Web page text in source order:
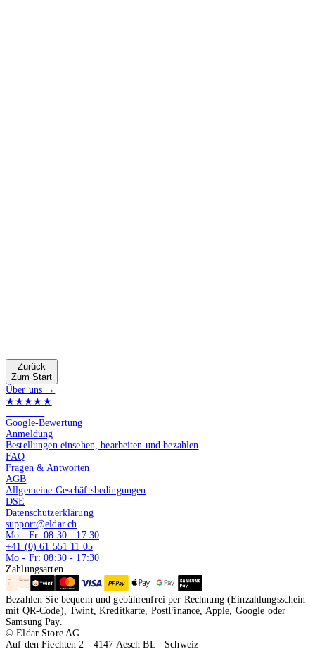
Zurück
Zum Start
Über uns →
★★★★★
Google-Bewertung
Anmeldung
Bestellungen einsehen, bearbeiten und bezahlen
FAQ
Fragen & Antworten
AGB
Allgemeine Geschäftsbedingungen
DSE
Datenschutzerklärung
support@eldar.ch
Mo - Fr: 08:30 - 17:30
+41 (0) 61 551 11 05
Mo - Fr: 08:30 - 17:30
Zahlungsarten
Bezahlen Sie bequem und gebührenfrei per Rechnung (Einzahlungsschein
mit QR-Code), Twint, Kreditkarte, PostFinance, Apple, Google oder
Samsung Pay.
© Eldar Store AG
Auf den Fiechten 2 - 4147 Aesch BL - Schweiz